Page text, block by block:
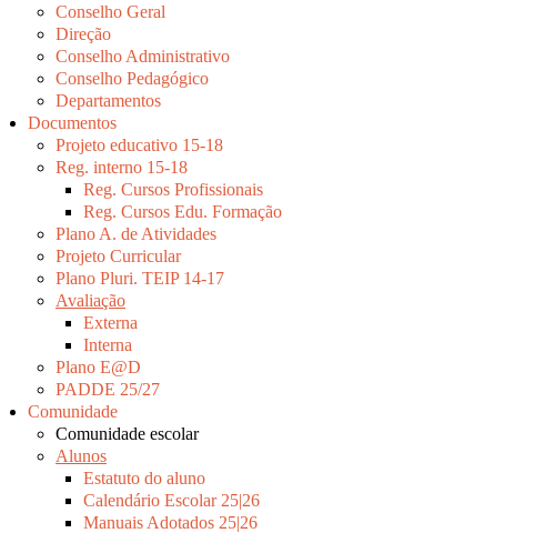
Conselho Geral
Direção
Conselho Administrativo
Conselho Pedagógico
Departamentos
Documentos
Projeto educativo 15-18
Reg. interno 15-18
Reg. Cursos Profissionais
Reg. Cursos Edu. Formação
Plano A. de Atividades
Projeto Curricular
Plano Pluri. TEIP 14-17
Avaliação
Externa
Interna
Plano E@D
PADDE 25/27
Comunidade
Comunidade escolar
Alunos
Estatuto do aluno
Calendário Escolar 25|26
Manuais Adotados 25|26